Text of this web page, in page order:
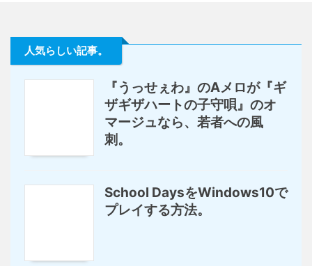
人気らしい記事。
『うっせぇわ』のAメロが『ギ
ザギザハートの子守唄』のオ
マージュなら、若者への風
刺。
School DaysをWindows10で
プレイする方法。